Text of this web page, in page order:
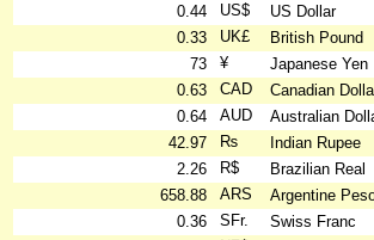
0.44 US$
US Dollar
0.33
UK£
British Pound
73
¥
Japanese Yen
0.63
CAD
Canadian
0.64
AUD
Australian
42.97
₨
Indian Rupee
2.26
R$
Brazilian Real
658.88
ARS
Argentine
0.36
SFr.
Swiss Franc